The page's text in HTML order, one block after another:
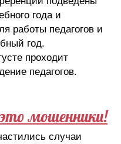
года и
работы педагогов и
год.
проходит
педагогов.
мошенники!
случаи